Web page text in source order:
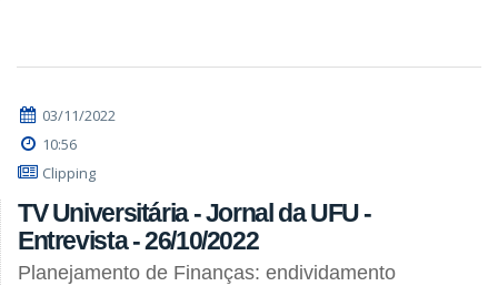
03/11/2022
10:56
Clipping
TV Universitária - Jornal da UFU -
Entrevista - 26/10/2022
Planejamento de Finanças: endividamento